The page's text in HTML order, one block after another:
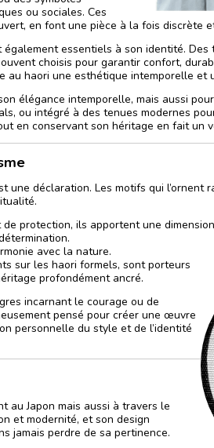
ou sociales. Ces
en font une pièce à la fois discrète
essentiels à son identité.
choisis pour garantir confort,
au haori une esthétique intemporelle et
élégance intemporelle, mais aussi
ou intégré à des tenues modernes
en conservant son héritage en fait un
une déclaration. Les motifs qui
protection, ils apportent une
avec la nature.
sur les haori formels, sont porteurs
profondément ancré.
incarnant le courage ou de
pensé pour créer une œuvre
personnelle du style et de l’identité
au Japon mais aussi à travers le
et modernité, et son design
jamais perdre de sa pertinence.